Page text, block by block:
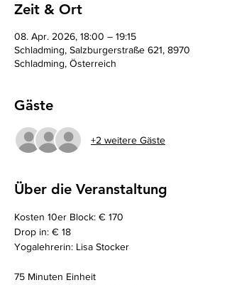
Zeit & Ort
08. Apr. 2026, 18:00 – 19:15
Schladming, Salzburgerstraße 621, 8970
Schladming, Österreich
Gäste
+2 weitere Gäste
Über die Veranstaltung
Kosten 10er Block: € 170
Drop in: € 18
Yogalehrerin: Lisa Stocker
75 Minuten Einheit